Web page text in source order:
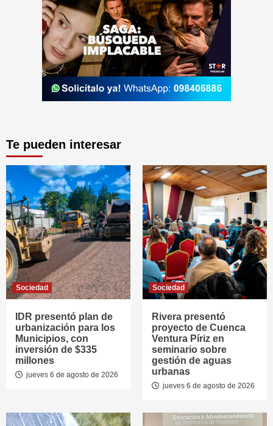
Te pueden interesar
Sociedad
IDR presentó plan de
urbanización para los
Municipios, con
inversión de $335
millones
jueves 6 de agosto de 2026
Sociedad
Rivera presentó
proyecto de Cuenca
Ventura Píriz en
seminario sobre
gestión de aguas
urbanas
jueves 6 de agosto de 2026